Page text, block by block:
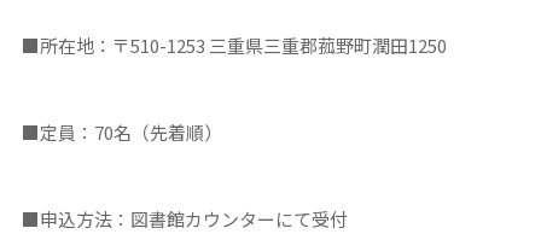
■所在地：〒510-1253 三重県三重郡菰野町潤田1250
■定員：70名（先着順）
■申込方法：図書館カウンターにて受付